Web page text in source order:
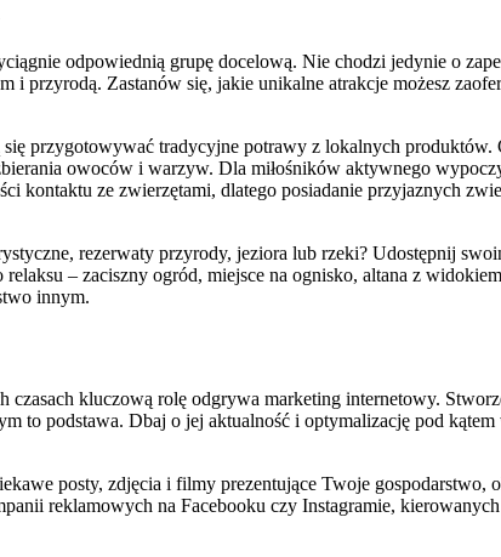
odpowiednią grupę docelową. Nie chodzi jedynie o
Zastanów się, jakie unikalne atrakcje możesz
przygotowywać tradycyjne potrawy z lokalnych produktów.
owoców i warzyw. Dla miłośników aktywnego
kontaktu ze zwierzętami, dlatego posiadanie przyjaznych
rezerwaty przyrody, jeziora lub rzeki? Udostępnij
– zaciszny ogród, miejsce na ognisko, altana z
innym.
kluczową rolę odgrywa marketing internetowy.
to podstawa. Dbaj o jej aktualność i optymalizację pod
posty, zdjęcia i filmy prezentujące Twoje gospodarstwo,
reklamowych na Facebooku czy Instagramie,